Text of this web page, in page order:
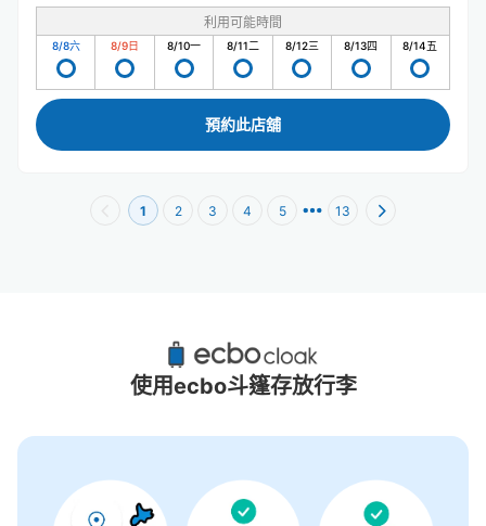
利用可能時間
8/8六 8/9日 8/10一 8/11二 8/12三 8/13四 8/14五
預約此店舖
1 2 3 4 5 13
中野坂上站附近推薦的寄物櫃
1個投幣式置物櫃
使用ecbo斗篷存放行李